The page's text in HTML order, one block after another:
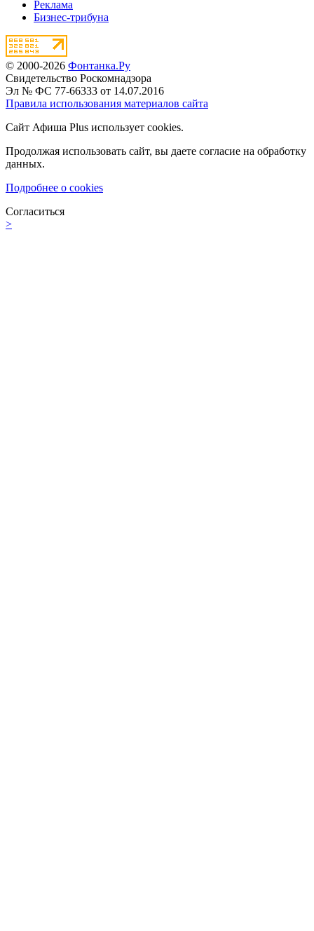
Реклама
Бизнес-трибуна
© 2000-2026 Фонтанка.Ру
Свидетельство Роскомнадзора
Эл № ФС 77-66333 от 14.07.2016
Правила использования материалов сайта
Сайт Афиша Plus использует cookies.
Продолжая использовать сайт, вы даете согласие на обработку
данных.
Подробнее о cookies
Согласиться
>